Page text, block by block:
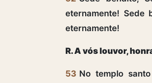
eternamente! Sede
eternamente!
R. A vós louvor,
53 No templo